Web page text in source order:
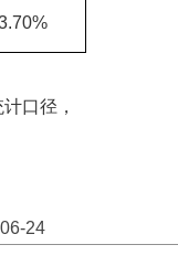
口径，
24